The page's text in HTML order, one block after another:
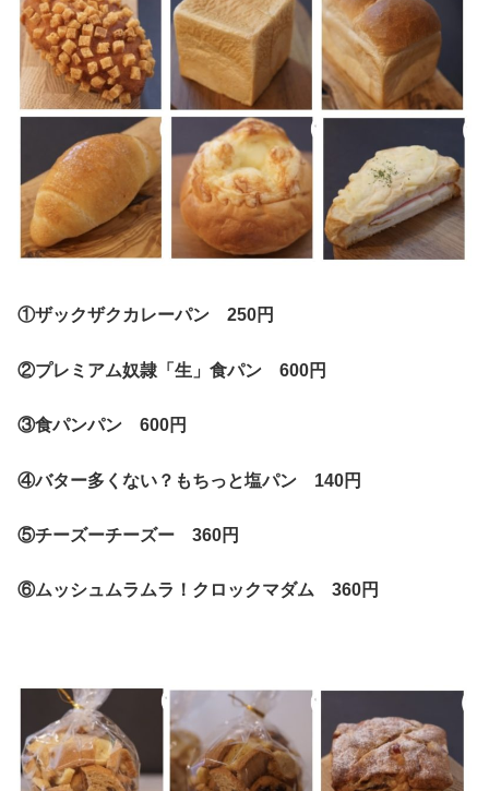
①ザックザクカレーパン 250円
②プレミアム奴隷「生」食パン 600円
③食パンパン 600円
④バター多くない？もちっと塩パン 140円
⑤チーズーチーズー 360円
⑥ムッシュムラムラ！クロックマダム 360円